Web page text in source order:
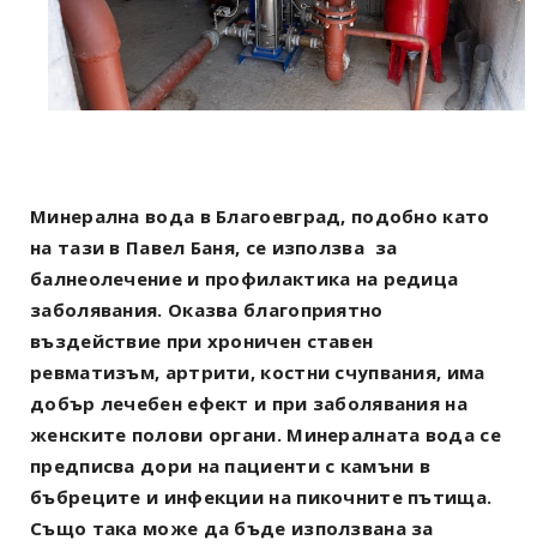
Минерална вода в Благоевград, подобно като
на тази в Павел Баня, се използва за
балнеолечение и профилактика на редица
заболявания. Оказва благоприятно
въздействие при хроничен ставен
ревматизъм, артрити, костни счупвания, има
добър лечебен ефект и при заболявания на
женските полови органи. Минералната вода се
предписва дори на пациенти с камъни в
бъбреците и инфекции на пикочните пътища.
Също така може да бъде използвана за